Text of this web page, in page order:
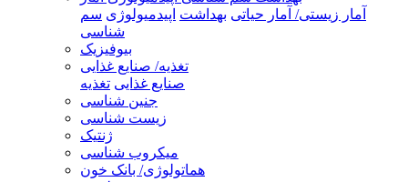
آمار زیستی/ آمار حیاتی بهداشت اپیدمیولوژی سم
شناسی
بیوفیزیک
تغذیه/ صنایع غذایی
صنایع غذایی تغذیه
جنین شناسی
زیست شناسی
ژنتیک
میکروب شناسی
هماتولوژی/ بانک خون